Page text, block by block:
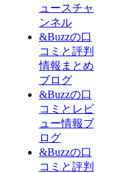
ュースチャ
ンネル
&Buzzの口
コミと評判
情報まとめ
ブログ
&Buzzの口
コミとレビ
ュー情報ブ
ログ
&Buzzの口
コミと評判